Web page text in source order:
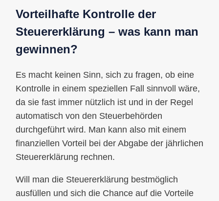
Vorteilhafte Kontrolle der
Steuererklärung – was kann man
gewinnen?
Es macht keinen Sinn, sich zu fragen, ob eine
Kontrolle in einem speziellen Fall sinnvoll wäre,
da sie fast immer nützlich ist und in der Regel
automatisch von den Steuerbehörden
durchgeführt wird. Man kann also mit einem
finanziellen Vorteil bei der Abgabe der jährlichen
Steuererklärung rechnen.
Will man die Steuererklärung bestmöglich
ausfüllen und sich die Chance auf die Vorteile